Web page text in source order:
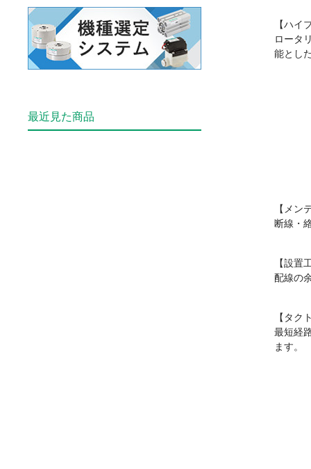
【ハイ
ロータ
能とし
【メン
断線・
【設置
配線の
【タク
最短経
ます。
最近見た商品